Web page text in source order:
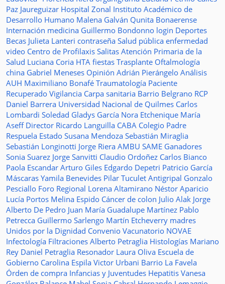
Paz Jaureguizar Hospital Zonal Instituto Académico de
Desarrollo Humano Malena Galván Qunita Bonaerense
Internación medicina Guillermo Bondonno login Deportes
Becas Julieta Lanteri contraseña Salud pública enfermedad
video Centro de Profilaxis Salitas Atención Primaria de la
Salud Luciana Coria HTA fiestas Trasplante Oftalmología
china Gabriel Meneses Opinión Adrián Pierángelo Análisis
AUH Maximiliano Bonafé Traumatología Paciente
Recuperado Vigilancia Carpa sanitaria Barrio Belgrano RCP
Daniel Barrera Universidad Nacional de Quilmes Carlos
Lombardi Soledad Gladys García Nora Etchenique María
Aseff Director Ricardo Languilla CABA Colegio Padre
Respuela Estado Susana Mendoza Sebastián Miraglia
Sebastián Longinotti Jorge Riera AMBU SAME Ganadores
Sonia Suarez Jorge Sanvitti Claudio Ordoñez Carlos Bianco
Paola Escandar Arturo Giles Edgardo Depetri Patricio García
Máscaras Yamila Benevides Pilar Tuculet Antigripal Gonzalo
Pesciallo Foro Regional Lorena Altamirano Néstor Aparicio
Lucía Portos Melina Espido Cáncer de colon Julio Alak Jorge
Alberto De Pedro Juan María Guadalupe Martínez Pablo
Petrecca Guillermo Sarlengo Martín Etcheverry madres
Unidos por la Dignidad Convenio Vacunatorio NOVAE
Infectología Filtraciones Alberto Petraglia Histologías Mariano
Rey Daniel Petraglia Resonador Laura Oliva Escuela de
Gobierno Carolina Espila Victor Urbani Barrio La Favela
Órden de compra Infancias y Juventudes Hepatitis Vanesa